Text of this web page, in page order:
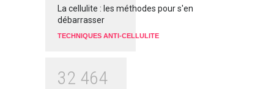
La cellulite : les méthodes pour s'en
débarrasser
TECHNIQUES ANTI-CELLULITE
32 464